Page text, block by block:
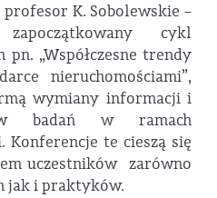
K. Sobolewskie –
cykl
„Współczesne trendy
nieruchomościami”,
wymiany informacji i
badań w ramach
te cieszą się
uczestników zarówno
jak i praktyków.